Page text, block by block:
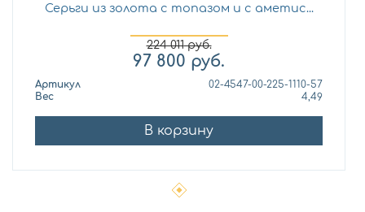
Серьги из золота с топазом и с аметис...
224 011руб.
97 800 руб.
Артикул
02-4547-00-225-1110-57
Вес
4,49
В корзину